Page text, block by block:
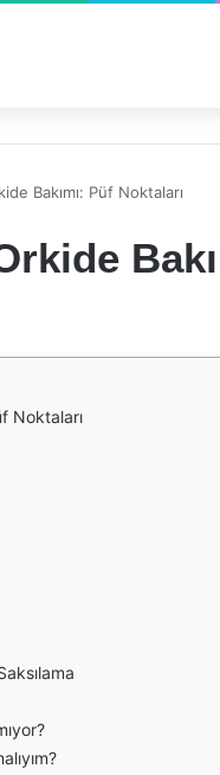
Bakımı: Püf Noktaları
Noktaları